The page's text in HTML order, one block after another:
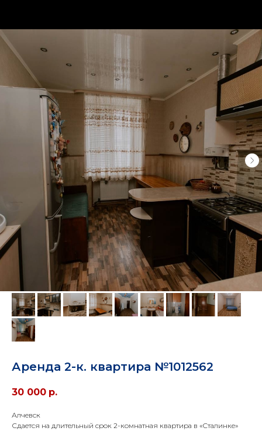
Аренда 2-к. квартира №1012562
30 000 р.
Алчевск
Сдается на длительный срок 2-комнатная квартира в «Сталинке»